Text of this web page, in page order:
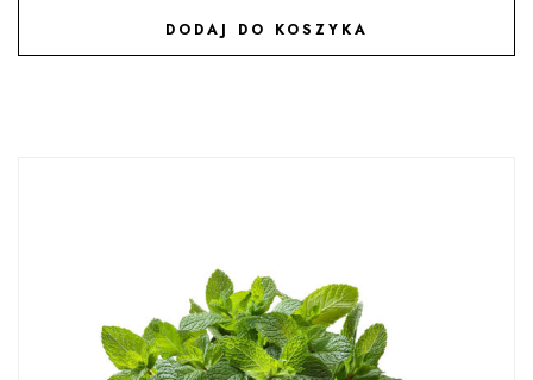
DODAJ DO KOSZYKA
DODAJ DO ULUBIONYCH